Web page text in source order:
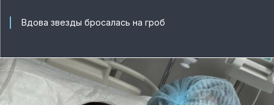
Вдова звезды бросалась на гроб